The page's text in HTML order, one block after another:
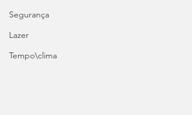
Segurança
Lazer
Tempo\clima